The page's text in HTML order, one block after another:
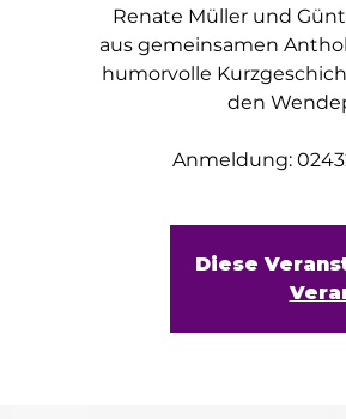
Renate Müller und
aus gemeinsamen
humorvolle
den
Anmeldung:
Diese